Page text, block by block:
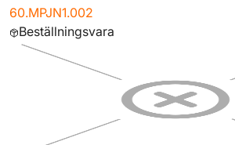
60.MPJN1.002
Beställningsvara